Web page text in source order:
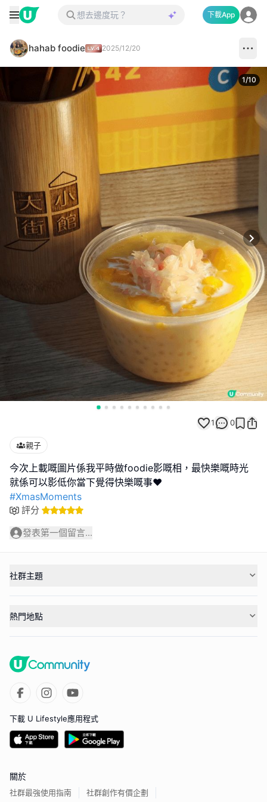
下載App
hahab foodie 2025/12/20
1/10
1 0
親子
今次上載嘅圖片係我平時做foodie影嘅相，最快樂嘅時光
#XmasMoments
評分
發表第一個留言...
社群主題
熱門地點
下載 U Lifestyle應用程式
關於
社群最強使用指南 社群創作有價企劃